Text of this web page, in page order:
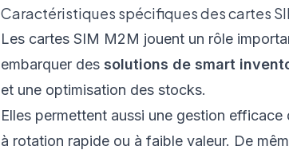
Caractéristiques spécifiques des cartes
Les cartes SIM M2M jouent un rôle
embarquer des solutions de smart
et une optimisation des stocks.
Elles permettent aussi une gestion
à rotation rapide ou à faible valeur. De